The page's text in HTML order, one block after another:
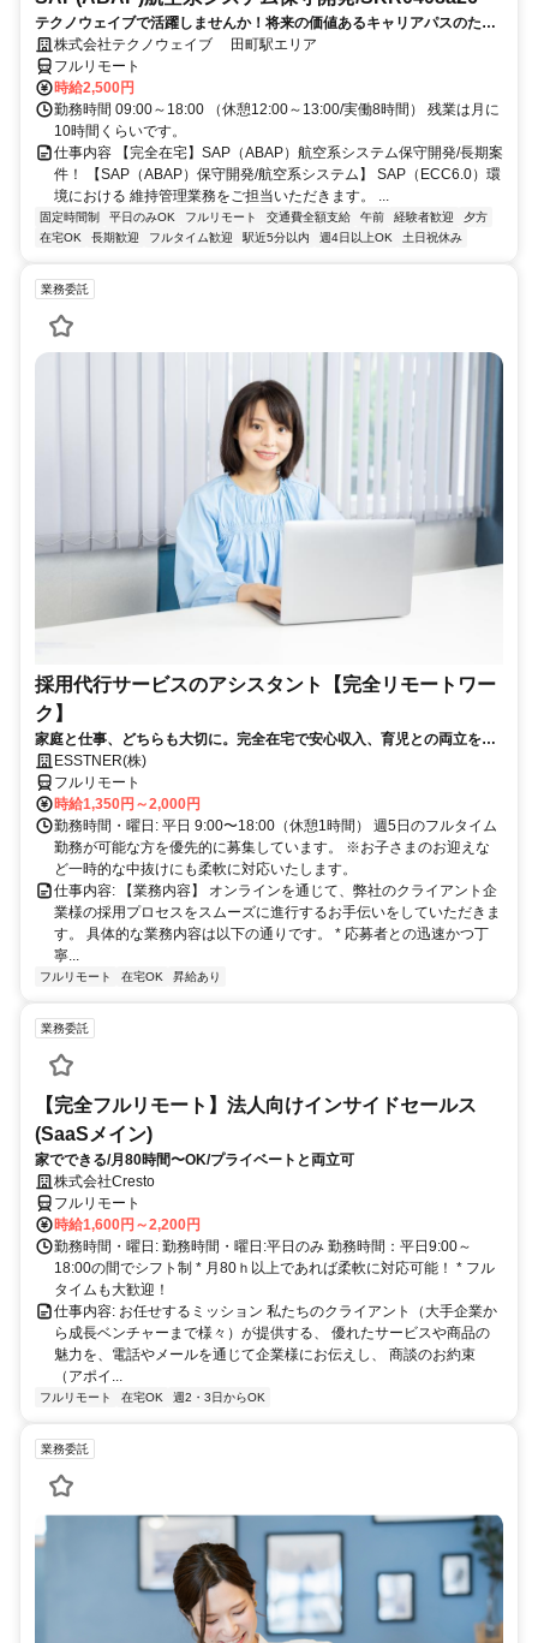
テクノウェイブで活躍しませんか！将来の価値あるキャリアパスのため
の、長期的・安定的なサポートします
株式会社テクノウェイブ 田町駅エリア
フルリモート
時給2,500円
勤務時間 09:00～18:00 （休憩12:00～13:00/実働8時間） 残業は月に
10時間くらいです。
仕事内容 【完全在宅】SAP（ABAP）航空系システム保守開発/長期案
件！ 【SAP（ABAP）保守開発/航空系システム】 SAP（ECC6.0）環
境における 維持管理業務をご担当いただきます。 ...
固定時間制 平日のみOK フルリモート 交通費全額支給 午前 経験者歓迎
夕方
在宅OK
長期歓迎 フルタイム歓迎 駅近5分以内 週4日以上OK 土日祝休み
業務委託
採用代行サービスのアシスタント【完全リモートワー
ク】
家庭と仕事、どちらも大切に。完全在宅で安心収入、育児との両立をサ
ポートします。
ESSTNER(株)
フルリモート
時給1,350円～2,000円
勤務時間・曜日: 平日 9:00〜18:00（休憩1時間） 週5日のフルタイム
勤務が可能な方を優先的に募集しています。 ※お子さまのお迎えな
ど一時的な中抜けにも柔軟に対応いたします。
仕事内容: 【業務内容】 オンラインを通じて、弊社のクライアント企
業様の採用プロセスをスムーズに進行するお手伝いをしていただきま
す。 具体的な業務内容は以下の通りです。 * 応募者との迅速かつ丁
寧...
フルリモート 在宅OK 昇給あり
業務委託
【完全フルリモート】法人向けインサイドセールス
(SaaSメイン)
家でできる/月80時間〜OK/プライベートと両立可
株式会社Cresto
フルリモート
時給1,600円～2,200円
勤務時間・曜日: 勤務時間・曜日:平日のみ 勤務時間：平日9:00～
18:00の間でシフト制 * ​月80ｈ以上であれば柔軟に対応可能！ * フル
タイムも大歓迎！
仕事内容: お任せするミッション 私たちのクライアント（大手企業か
ら成長ベンチャーまで様々）が提供する、 優れたサービスや商品の
魅力を、電話やメールを通じて企業様にお伝えし、 商談のお約束
（アポイ...
フルリモート 在宅OK 週2・3日からOK
業務委託